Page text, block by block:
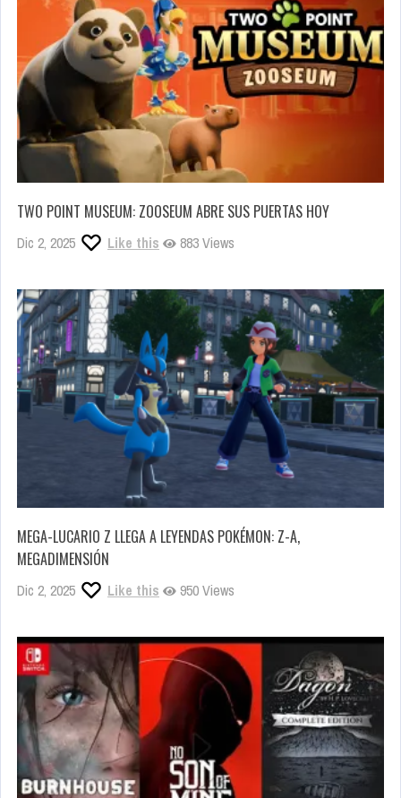
TWO POINT MUSEUM: ZOOSEUM ABRE SUS PUERTAS HOY
Dic 2, 2025 Like this 883 Views
MEGA-LUCARIO Z LLEGA A LEYENDAS POKÉMON: Z-A,
MEGADIMENSIÓN
Dic 2, 2025 Like this 950 Views